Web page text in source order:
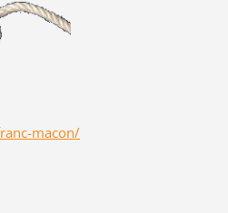
macon/